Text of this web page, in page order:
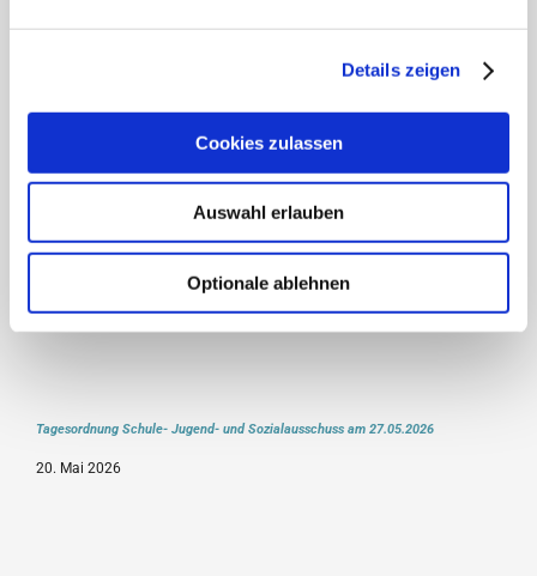
Details zeigen
Cookies zulassen
Auswahl erlauben
Optionale ablehnen
Tagesordnung Bauausschuss am 04.06.2026
27. Mai 2026
Tagesordnung Schule- Jugend- und Sozialausschuss am 27.05.2026
20. Mai 2026